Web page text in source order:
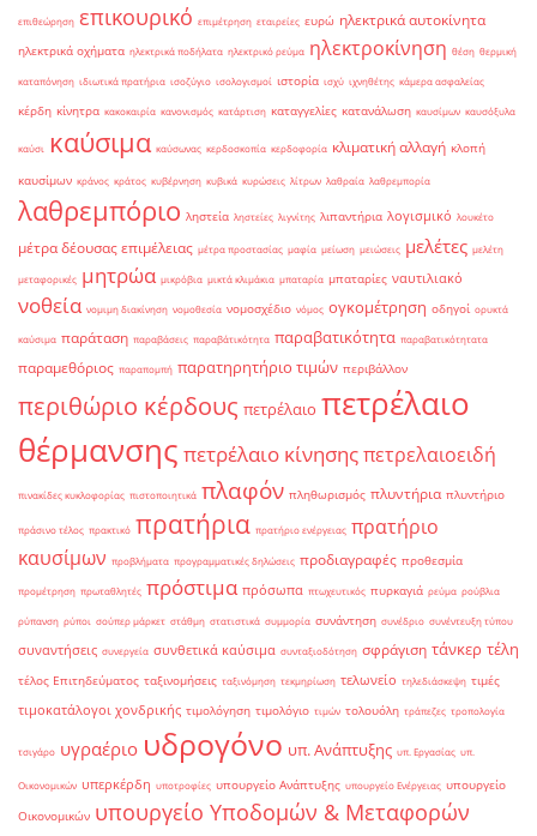
επιθεώρηση επικουρικό επιμέτρηση εταιρείες ευρώ ηλεκτρικά αυτοκίνητα
ηλεκτρικά οχήματα ηλεκτρικά ποδήλατα ηλεκτρικό ρεύμα ηλεκτροκίνηση θέση θερμική
καταπόνηση ιδιωτικά πρατήρια ισοζύγιο ισολογισμοί ιστορία ισχύ ιχνηθέτης κάμερα ασφαλείας
κέρδη κίνητρα κακοκαιρία κανονισμός κατάρτιση καταγγελίες κατανάλωση καυσίμων καυσόξυλα
καύσι καύσιμα καύσωνας κερδοσκοπία κερδοφορία κλιματική αλλαγή κλοπή
καυσίμων κράνος κράτος κυβέρνηση κυβικά κυρώσεις λίτρων λαθραία λαθρεμπορία
λαθρεμπόριο ληστεία ληστείες λιγνίτης λιπαντήρια λογισμικό λουκέτο
μέτρα δέουσας επιμέλειας μέτρα προστασίας μαφία μείωση μειώσεις μελέτες μελέτη
μεταφορικές μητρώα μικρόβια μικτά κλιμάκια μπαταρία μπαταρίες ναυτιλιακό
νοθεία νομιμη διακίνηση νομοθεσία νομοσχέδιο νόμος ογκομέτρηση οδηγοί ορυκτά
καύσιμα παράταση παραβάσεις παραβάτικότητα παραβατικότητα παραβατικότητατα
παραμεθόριος παραπομπή παρατηρητήριο τιμών περιβάλλον
περιθώριο κέρδους πετρέλαιο πετρέλαιο
θέρμανσης πετρέλαιο κίνησηςπετρελαιοειδή
πινακίδες κυκλοφορίας πιστοποιητικά πλαφόν πληθωρισμός πλυντήρια πλυντήριο
πράσινο τέλος πρακτικό πρατήρια πρατήριο ενέργειας πρατήριο
καυσίμων προβλήματα προγραμματικές δηλώσεις προδιαγραφές προθεσμία
προμέτρηση πρωταθλητές πρόστιμα πρόσωπα πτωχευτικός πυρκαγιά ρεύμα ρούβλια
ρύπανση ρύποι σούπερ μάρκετ στάθμη στατιστικά συμμορία συνάντηση συνέδριο συνέντευξη τύπου
συναντήσεις συνεργεία συνθετικά καύσιμα συνταξιοδότηση σφράγιση τάνκερ τέλη
τέλος Επιτηδεύματος ταξινομήσεις ταξινόμηση τεκμηρίωση τελωνείο τηλεδιάσκεψη τιμές
τιμοκατάλογοι χονδρικής τιμολόγηση τιμολόγιο τιμών τολουόλη τράπεζες τροπολογία
τσιγάρο υγραέριο υδρογόνο υπ. Ανάπτυξης υπ. Εργασίας υπ.
Οικονομικών υπερκέρδη υποτροφίες υπουργείο Ανάπτυξης υπουργείο Ενέργειας υπουργείο
Οικονομικών υπουργείο Υποδομών & Μεταφορών